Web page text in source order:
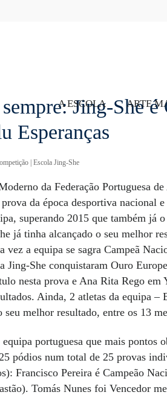
A ESCOLA ARTE
Jing-She
Esperanças
| Escola Jing-She
da Federação Portuguesa
da época desportiva nacional
superando 2015 que também já
já tinha alcançado o seu melhor
a equipa se sagra Campeã
Jing-She conquistaram Ouro
nesta prova e Ana Rita Rego
Ainda, 2 atletas da equipa
melhor resultado, entre os 13
portuguesa que mais pontos
pódios num total de 25 provas
Francisco Pereira é Campeão
Tomás Nunes foi Vencedor